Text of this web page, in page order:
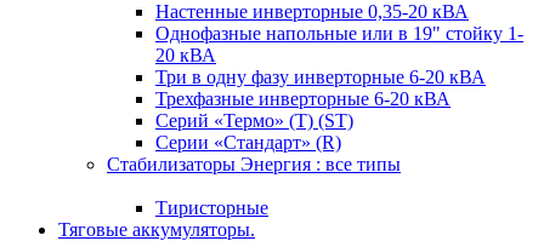
Настенные инверторные 0,35-20 кВА
Однофазные напольные или в 19" стойку 1-
20 кВА
Три в одну фазу инверторные 6-20 кВА
Трехфазные инверторные 6-20 кВА
Серий «Термо» (T) (ST)
Серии «Стандарт» (R)
Стабилизаторы Энергия : все типы
Тиристорные
Тяговые аккумуляторы.